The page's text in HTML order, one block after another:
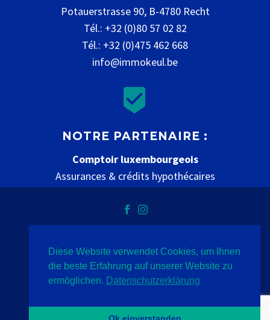
Potauerstrasse 90, B-4780 Recht
Tél.: +32 (0)80 57 02 82
Tél.: +32 (0)475 462 668
info@immokeul.be


NOTRE PARTENAIRE :
Comptoir luxembourgeois
Assurances & crédits hypothécaires
Vie privée mentions légales contact
2020 © Immo Keul- Indigo
Diese Website verwendet Cookies, um Ihnen
die beste Erfahrung auf unserer Website zu
ermöglichen. Datenschutzerklärung